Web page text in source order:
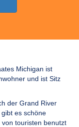
Michigan ist
und ist Sitz
der Grand River
es schöne
touristen benutzt